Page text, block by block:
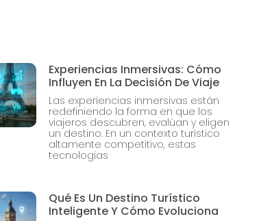
Experiencias Inmersivas: Cómo
Influyen En La Decisión De Viaje
Las experiencias inmersivas están
redefiniendo la forma en que los
viajeros descubren, evalúan y eligen
un destino. En un contexto turístico
altamente competitivo, estas
tecnologías
Qué Es Un Destino Turístico
Inteligente Y Cómo Evoluciona